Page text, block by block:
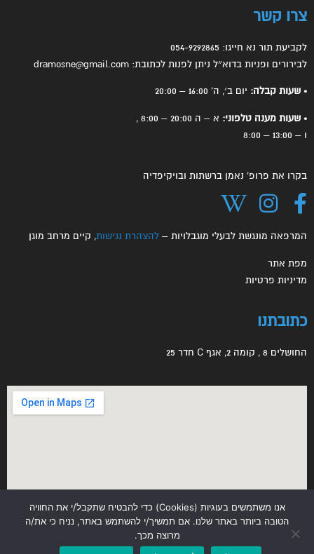
צרו קשר
לקביעת תור נא חייגו: 054-9292865
לבירורים ופניות בדוא״ל ניתן לפנות לכתובת: dramosne@gmail.com
• שעות קבלה: יום ב׳, ה' 16:00 – 20:00
• שעות מענה טלפוני: א – ה 20:00 – 8:00 ,
ו – 13:00 – 8:00
בקרו את פרופ' נאמן ברשתות ובויקיפדיה
המרפאה מונגשת לבעלי מוגבלויות – להצהרת נגישות, קיים מרחב מוגן
מפת אתר
מדיניות פרטיות
כתובתנו
החושלים 8 , קומה 2, אגף C חדר 25
כל הזכויות שמורות © לפרופסור עמוס נאמן בע״מ.
אנו משתמשים בעוגיות (Cookies) כדי להבטיח שתקבל/י את החוויה
הטובה ביותר באתר שלנו. אם תמשיך/י להשתמש באתר, נניח כי את/ה
מרוצה מכך.